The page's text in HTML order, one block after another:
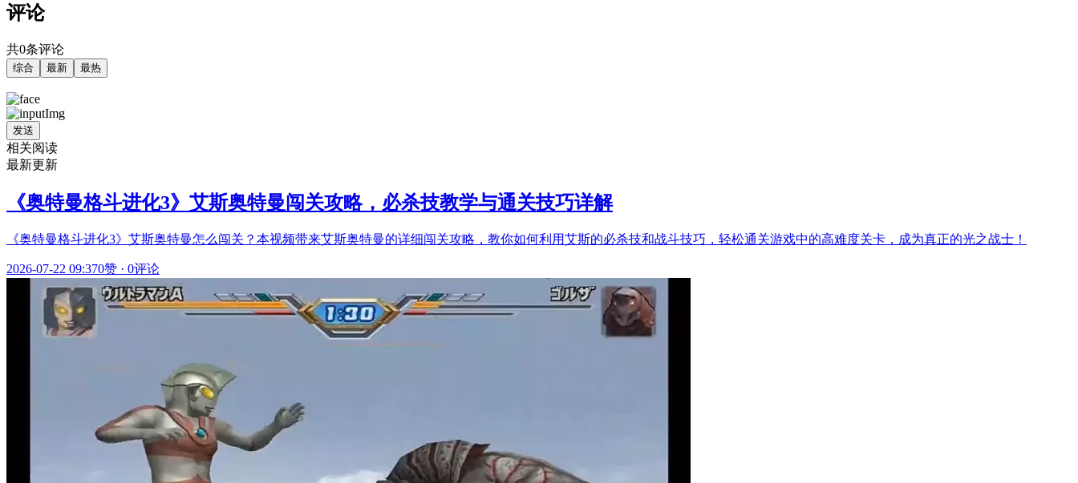
评论
共0条评论
综合 最新 最热
发送
相关阅读
最新更新
《奥特曼格斗进化3》艾斯奥特曼闯关攻略，必杀技教学与通关技巧详解
《奥特曼格斗进化3》艾斯奥特曼怎么闯关？本视频带来艾斯奥特曼的详细闯关攻略，教你如何利用艾斯的必杀技和战斗技巧，轻松通关游戏中的高难度关卡，成为真正的光之战士！
2026-07-22 09:370赞 · 0评论